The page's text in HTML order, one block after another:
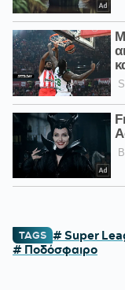
TAGS # Super
# Ποδόσφαιρο